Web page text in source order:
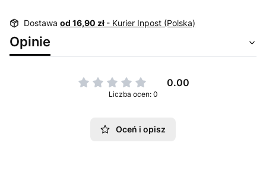
Dostawa od 16,90 zł - Kurier Inpost (Polska)
Opinie
0.00
Liczba ocen: 0
Oceń i opisz